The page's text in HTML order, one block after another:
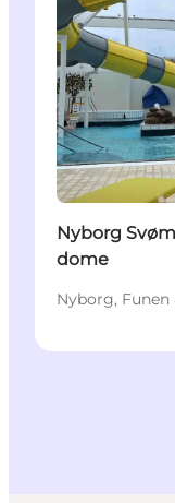
Nyborg
dome
Nyborg, Funen